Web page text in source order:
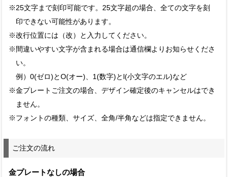
※25文字まで刻印可能です。25文字超の場合、全ての文字を刻
印できない可能性があります。
※改行位置には（改）と入力してください。
※間違いやすい文字が含まれる場合は通信欄よりお知らせくださ
い。
例）0(ゼロ)とO(オー)、1(数字)とl(小文字のエル)など
※金プレートご注文の場合、デザイン確定後のキャンセルはでき
ません。
※フォントの種類、サイズ、全角/半角などは指定できません。
ご注文の流れ
金プレートなしの場合